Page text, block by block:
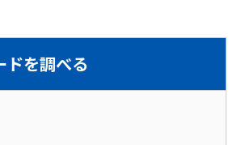
ドを調べる